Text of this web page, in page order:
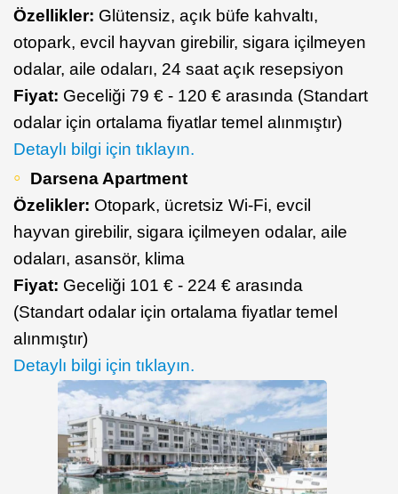
Özellikler: Glütensiz, açık büfe kahvaltı,
otopark, evcil hayvan girebilir, sigara içilmeyen
odalar, aile odaları, 24 saat açık resepsiyon
Fiyat: Geceliği 79 € - 120 € arasında (Standart
odalar için ortalama fiyatlar temel alınmıştır)
Detaylı bilgi için tıklayın.
Darsena Apartment
Özelikler: Otopark, ücretsiz Wi-Fi, evcil
hayvan girebilir, sigara içilmeyen odalar, aile
odaları, asansör, klima
Fiyat: Geceliği 101 € - 224 € arasında
(Standart odalar için ortalama fiyatlar temel
alınmıştır)
Detaylı bilgi için tıklayın.